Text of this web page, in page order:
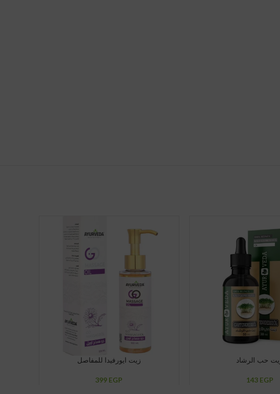
حب الرشاد
143 EGP
زيت ايورفيدا للمفاصل
399 EGP